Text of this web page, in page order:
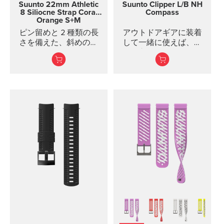
Suunto 22mm Athletic
8 Siliocne Strap Coral
Orange S+M
ピン留めと 2 種類の長
さを備えた、斜めのテ
クスチャーでツートン
カラーのシリコンスト
Suunto Clipper L/B NH
Compass
アウトドアギアに装着
して一緒に使えば、簡
単に方向がわかります